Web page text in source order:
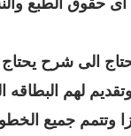
الى شرح
لهم البطاقه
وتتمم جميع